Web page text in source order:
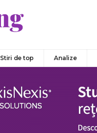
Stiri de top Analize